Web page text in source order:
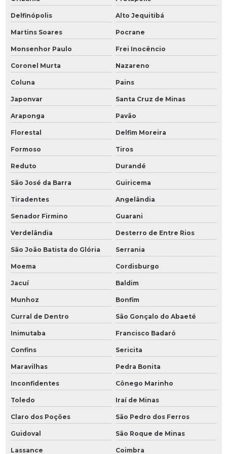
Delfinópolis Alto Jequitibá
Martins Soares Pocrane
Monsenhor Paulo Frei Inocêncio
Coronel Murta Nazareno
Coluna Pains
Japonvar Santa Cruz de Minas
Araponga Pavão
Florestal Delfim Moreira
Formoso Tiros
Reduto Durandé
São José da Barra Guiricema
Tiradentes Angelândia
Senador Firmino Guarani
Verdelândia Desterro de Entre Rios
São João Batista do Glória Serrania
Moema Cordisburgo
Jacuí Baldim
Munhoz Bonfim
Curral de Dentro São Gonçalo do Abaeté
Inimutaba Francisco Badaró
Confins Sericita
Maravilhas Pedra Bonita
Inconfidentes Cônego Marinho
Toledo Iraí de Minas
Claro dos Poções São Pedro dos Ferros
Guidoval São Roque de Minas
Lassance Coimbra